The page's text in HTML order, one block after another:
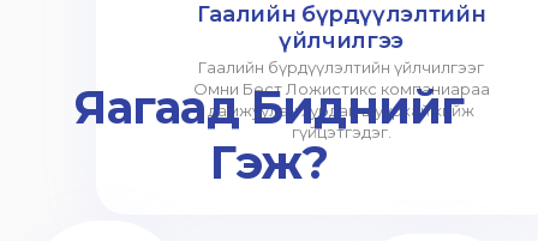
Гаалийн бүрдүүлэлтийн
үйлчилгээ
Гаалийн бүрдүүлэлтийн үйлчилгээг
Омни Бест Ложистикс компаниараа
дамжуулан хурдан шуурхай хийж
гүйцэтгэдэг.
Яагаад Биднийг
Гэж?